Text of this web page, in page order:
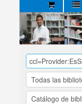
Biblioteca
Central
EsSalud